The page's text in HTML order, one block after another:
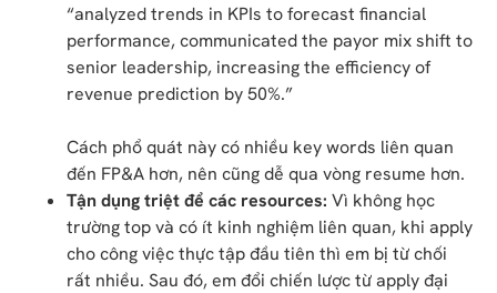
“analyzed trends in KPIs to forecast financial
performance, communicated the payor mix shift to
senior leadership, increasing the efficiency of
revenue prediction by 50%.”
Cách phổ quát này có nhiều key words liên quan
đến FP&A hơn, nên cũng dễ qua vòng resume hơn.
Tận dụng triệt để các resources: Vì không học
trường top và có ít kinh nghiệm liên quan, khi apply
cho công việc thực tập đầu tiên thì em bị từ chối
rất nhiều. Sau đó, em đổi chiến lược từ apply đại